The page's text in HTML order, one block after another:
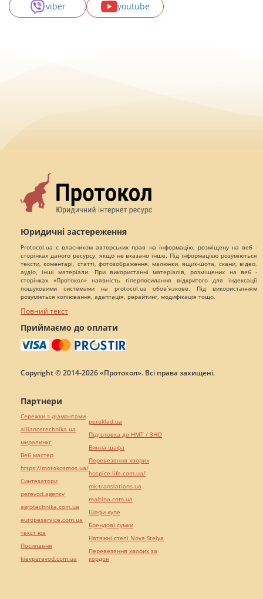
viber
youtube
Юридичні застереження
Protocol.ua є власником авторських прав на інформацію, розміщену на веб -
сторінках даного ресурсу, якщо не вказано інше. Під інформацією розуміються
тексти, коментарі, статті, фотозображення, малюнки, ящик-шота, скани, відео,
аудіо, інші матеріали. При використанні матеріалів, розміщених на веб -
сторінках «Протокол» наявність гіперпосилання відкритого для індексації
пошуковими системами на protocol.ua обов`язкове. Під використанням
розуміється копіювання, адаптація, рерайтинг, модифікація тощо.
Повний текст
Приймаємо до оплати
Copyright © 2014-2026 «Протокол». Всі права захищені.
Партнери
Сережки з діамантами
alliancetechnika.ua
миралинкс
Веб мастер
https://motokosmos.ua/
Синтезатори
perevod.agency
agrotechnika.com.ua
europeservice.com.ua
текст юа
Посилання
kievperevod.com.ua
pereklad.ua
Підготовка до НМТ / ЗНО
Винна шафа
Перевезення хворих
hospice-life.com.ua/
mk-translations.ua
maltina.com.ua
Шафи купе
Брендові сумки
Натяжні стелі Nova Stelya
Перевезення хворих за
кордон